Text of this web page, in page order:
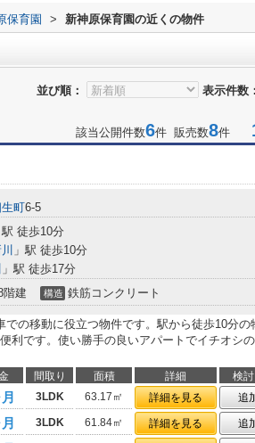
保育園 > 新神原保育園の近くの物件
並び順： 表示件数：
該当公開件数6件 販売数8件
町6-5
駅 徒歩10分
」駅 徒歩10分
」駅 徒歩17分
階建 構造 鉄筋コンクリート
での移動に役立つ物件です。駅から徒歩10分の
利です。使い勝手の良いアパートでイチオシ
間取り 面積 詳細
検
3LDK 63.17㎡ 詳細を見る
追
3LDK 61.84㎡ 詳細を見る
追